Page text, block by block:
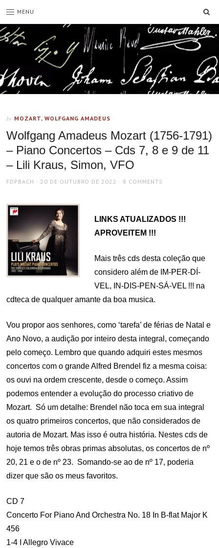
MENU
In MOZART, WOLFGANG AMADEUS
Wolfgang Amadeus Mozart (1756-1791)
– Piano Concertos – Cds 7, 8 e 9 de 11
– Lili Kraus, Simon, VFO
AUTHOR
FDPBACH
POSTED
20 DE OUTUBRO DE 2022 8 COMMENTS
LINKS ATUALIZADOS !!!
APROVEITEM !!!
Mais três cds desta coleção que
considero além de IM-PER-DÍ-
VEL, IN-DIS-PEN-SÁ-VEL !!! na
cdteca de qualquer amante da boa musica.
Vou propor aos senhores, como ‘tarefa’ de férias de Natal e
Ano Novo, a audição por inteiro desta integral, começando
pelo começo. Lembro que quando adquiri estes mesmos
concertos com o grande Alfred Brendel fiz a mesma coisa:
os ouvi na ordem crescente, desde o começo. Assim
podemos entender a evolução do processo criativo de
Mozart. Só um detalhe: Brendel não toca em sua integral
os quatro primeiros concertos, que não considerados de
autoria de Mozart. Mas isso é outra história. Nestes cds de
hoje temos três obras primas absolutas, os concertos de nº
20, 21 e o de nº 23. Somando-se ao de nº 17, poderia
dizer que são os meus favoritos.
CD 7
Concerto For Piano And Orchestra No. 18 In B-flat Major K
456
1-4 I Allegro Vivace